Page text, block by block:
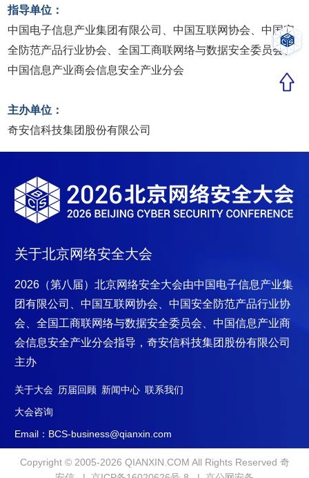
指导单位：
中国电子信息产业集团有限公司、中国互联网协会、中国安
全防范产品行业协会、全国工商联网络与数据安全委员会、
中国信息产业商会信息安全产业分会
主办单位：
奇安信科技集团股份有限公司
关于北京网络安全大会
2026（第八届）北京网络安全大会由中国电子信息产业集
团有限公司、中国互联网协会、中国安全防范产品行业协
会、全国工商联网络与数据安全委员会、中国信息产业商
会信息安全产业分会指导，奇安信科技集团股份有限公司
主办
关于大会 历届回顾 新闻中心 联系我们
大会咨询
Email：BCS-business@qianxin.com
Copyright © 2005-2026 QIANXIN.COM All Rights Reserved 奇